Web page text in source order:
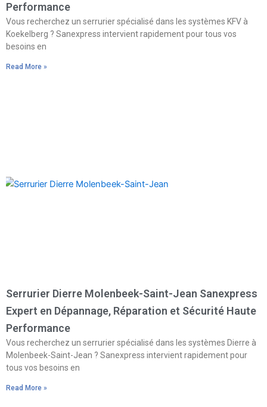
Performance
Vous recherchez un serrurier spécialisé dans les systèmes KFV à
Koekelberg ? Sanexpress intervient rapidement pour tous vos
besoins en
Read More »
Serrurier Dierre Molenbeek-Saint-Jean Sanexpress
Expert en Dépannage, Réparation et Sécurité Haute
Performance
Vous recherchez un serrurier spécialisé dans les systèmes Dierre à
Molenbeek-Saint-Jean ? Sanexpress intervient rapidement pour
tous vos besoins en
Read More »